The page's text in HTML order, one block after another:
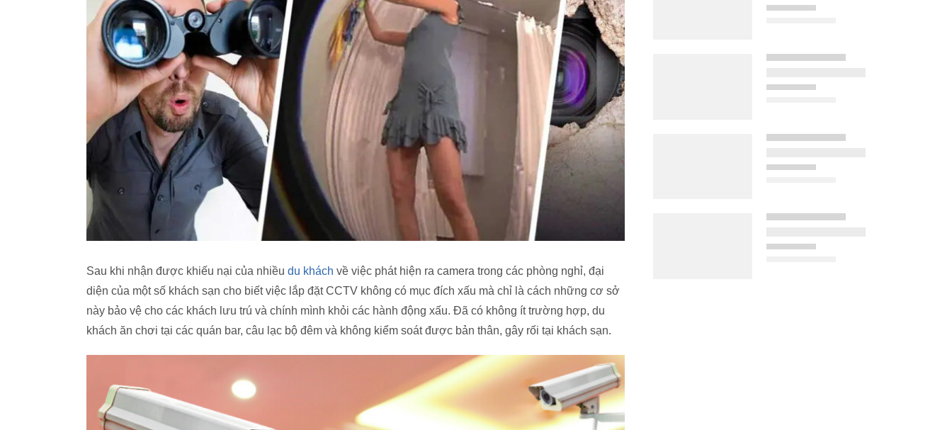
Sau khi nhận được khiếu nại của nhiều du khách về việc phát hiện ra camera trong các phòng nghỉ, đại
diện của một số khách sạn cho biết việc lắp đặt CCTV không có mục đích xấu mà chỉ là cách những cơ sở
này bảo vệ cho các khách lưu trú và chính mình khỏi các hành động xấu. Đã có không ít trường hợp, du
khách ăn chơi tại các quán bar, câu lạc bộ đêm và không kiểm soát được bản thân, gây rối tại khách sạn.